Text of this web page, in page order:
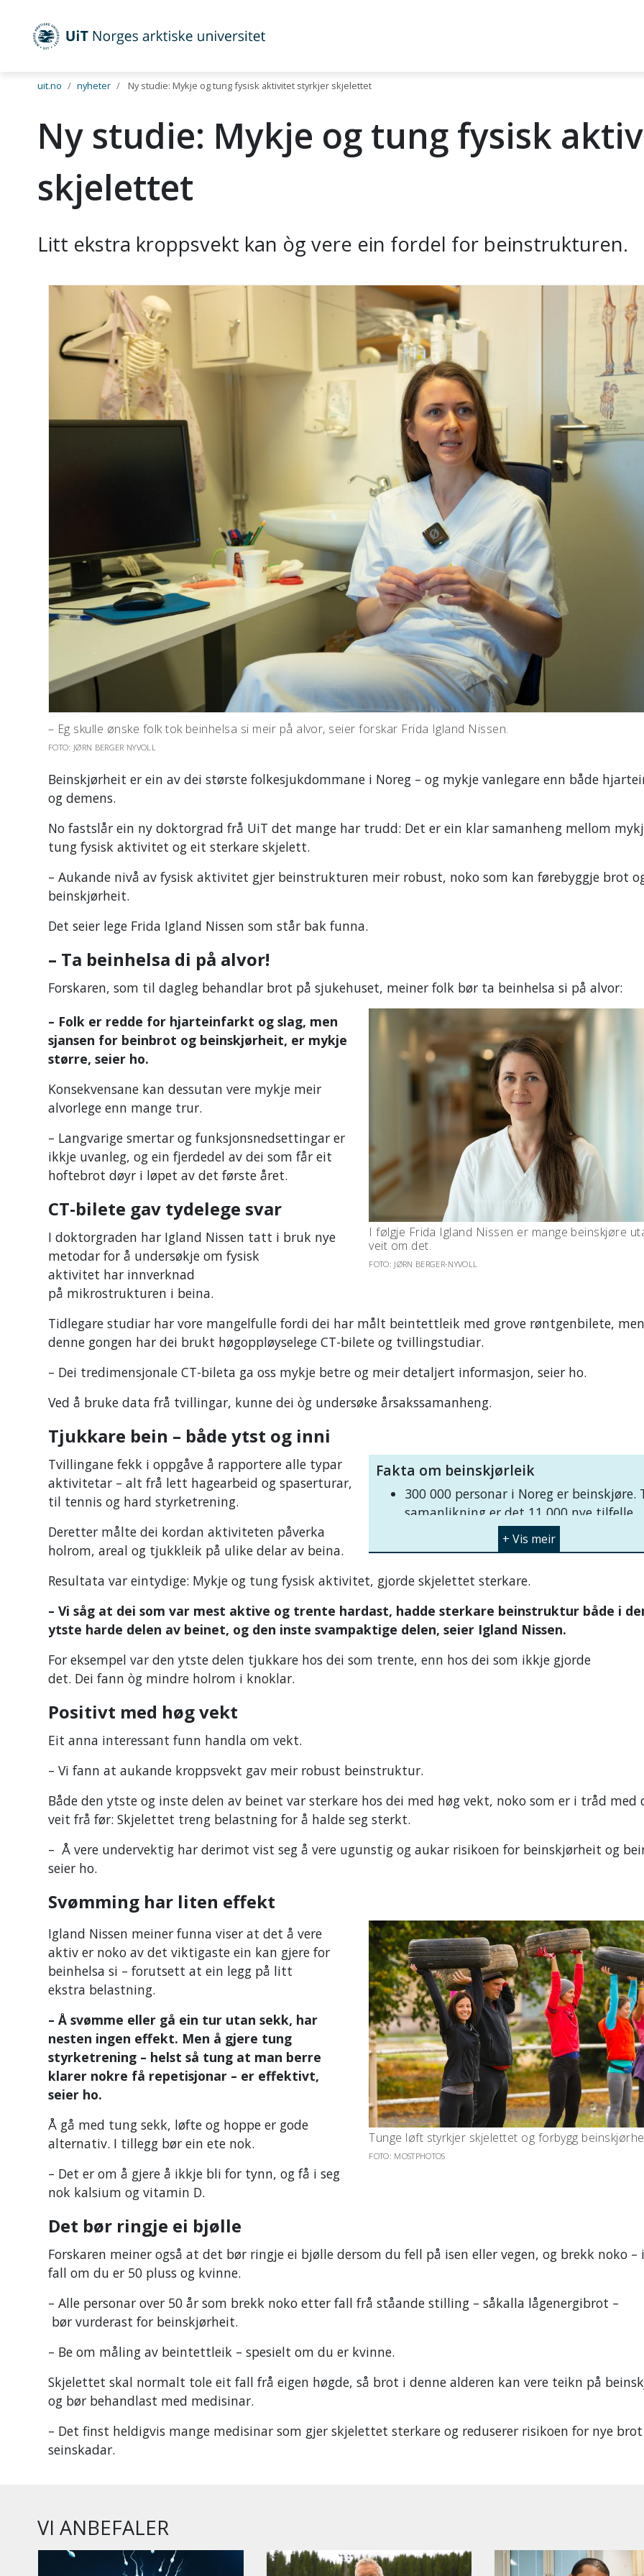
Gå til hovedinnhold
UiT Norges arktiske universitet
uit.no nyheter Ny studie: Mykje og tung fysisk aktivitet styrkjer skjelettet
Ny studie: Mykje og tung fysisk
skjelettet
Litt ekstra kroppsvekt kan òg vere ein fordel for beinstrukturen.
– Eg skulle ønske folk tok beinhelsa si meir på alvor, seier forskar Frida Igland Nissen.
FOTO: JØRN BERGER NYVOLL
Beinskjørheit er ein av dei største folkesjukdommane i Noreg – og mykje vanlegare enn både
og demens.
No fastslår ein ny doktorgrad frå UiT det mange har trudd: Det er ein klar samanheng mellom
tung fysisk aktivitet og eit sterkare skjelett.
– Aukande nivå av fysisk aktivitet gjer beinstrukturen meir robust, noko som kan førebyggje brot
beinskjørheit.
Det seier lege Frida Igland Nissen som står bak funna.
– Ta beinhelsa di på alvor!
Forskaren, som til dagleg behandlar brot på sjukehuset, meiner folk bør ta beinhelsa si på alvor:
I følgje Frida Igland Nissen er mange beinskjøre
veit om det.
FOTO: JØRN BERGER-NYVOLL
– Folk er redde for hjarteinfarkt og slag, men
sjansen for beinbrot og beinskjørheit, er mykje
større, seier ho.
Konsekvensane kan dessutan vere mykje meir
alvorlege enn mange trur.
– Langvarige smertar og funksjonsnedsettingar er
ikkje uvanleg, og ein fjerdedel av dei som får eit
hoftebrot døyr i løpet av det første året.
CT-bilete gav tydelege svar
I doktorgraden har Igland Nissen tatt i bruk nye
metodar for å undersøkje om fysisk
aktivitet har innverknad
på mikrostrukturen i beina.
Tidlegare studiar har vore mangelfulle fordi dei har målt beintettleik med grove røntgenbilete,
denne gongen har dei brukt høgoppløyselege CT-bilete og tvillingstudiar.
– Dei tredimensjonale CT-bileta ga oss mykje betre og meir detaljert informasjon, seier ho.
Ved å bruke data frå tvillingar, kunne dei òg undersøke årsakssamanheng.
Tjukkare bein – både ytst og inni
Fakta om beinskjørleik
300 000 personar i Noreg er beinskjøre.
samanlikning er det 11 000 nye tilfelle
av hjarteinfarkt kvart år.
Sjukdomen skuldast både arv og miljø.
rundt 50 år som får mindre østrogen
overgangsalder, er spesielt utsett.
Kalsium, vitamin D og styrketrening kan
førebu sjukdomen – medisinar brukast
behandling.
Tvillingane fekk i oppgåve å rapportere alle typar
aktivitetar – alt frå lett hagearbeid og spaserturar,
til tennis og hard styrketrening.
Deretter målte dei kordan aktiviteten påverka
holrom, areal og tjukkleik på ulike delar av beina.
Resultata var eintydige: Mykje og tung fysisk aktivitet, gjorde skjelettet sterkare.
– Vi såg at dei som var mest aktive og trente hardast, hadde sterkare beinstruktur både i
ytste harde delen av beinet, og den inste svampaktige delen, seier Igland Nissen.
For eksempel var den ytste delen tjukkare hos dei som trente, enn hos dei som ikkje gjorde
det. Dei fann òg mindre holrom i knoklar.
Positivt med høg vekt
Eit anna interessant funn handla om vekt.
– Vi fann at aukande kroppsvekt gav meir robust beinstruktur.
Både den ytste og inste delen av beinet var sterkare hos dei med høg vekt, noko som er i tråd med
veit frå før: Skjelettet treng belastning for å halde seg sterkt.
– Å vere undervektig har derimot vist seg å vere ugunstig og aukar risikoen for beinskjørheit og
seier ho.
Svømming har liten effekt
Tunge løft styrkjer skjelettet og forbygg
FOTO: MOSTPHOTOS
Igland Nissen meiner funna viser at det å vere
aktiv er noko av det viktigaste ein kan gjere for
beinhelsa si – forutsett at ein legg på litt
ekstra belastning.
– Å svømme eller gå ein tur utan sekk, har
nesten ingen effekt. Men å gjere tung
styrketrening – helst så tung at man berre
klarer nokre få repetisjonar – er effektivt,
seier ho.
Å gå med tung sekk, løfte og hoppe er gode
alternativ. I tillegg bør ein ete nok.
– Det er om å gjere å ikkje bli for tynn, og få i seg
nok kalsium og vitamin D.
Det bør ringje ei bjølle
Forskaren meiner også at det bør ringje ei bjølle dersom du fell på isen eller vegen, og brekk noko –
fall om du er 50 pluss og kvinne.
– Alle personar over 50 år som brekk noko etter fall frå ståande stilling – såkalla lågenergibrot –
bør vurderast for beinskjørheit.
– Be om måling av beintettleik – spesielt om du er kvinne.
Skjelettet skal normalt tole eit fall frå eigen høgde, så brot i denne alderen kan vere teikn på
og bør behandlast med medisinar.
– Det finst heldigvis mange medisinar som gjer skjelettet sterkare og reduserer risikoen for nye
seinskadar.
VI ANBEFALER